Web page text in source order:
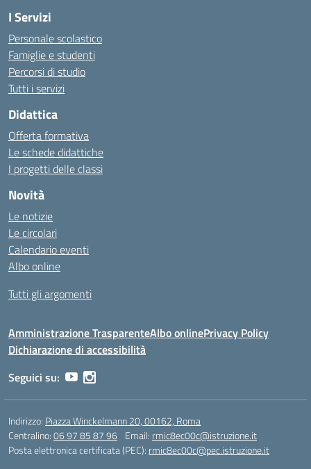
I Servizi
Personale scolastico
Famiglie e studenti
Percorsi di studio
Tutti i servizi
Didattica
Offerta formativa
Le schede didattiche
I progetti delle classi
Novità
Le notizie
Le circolari
Calendario eventi
Albo online
Tutti gli argomenti
Amministrazione TrasparenteAlbo onlinePrivacy Policy
Dichiarazione di accessibilità
Seguici su:
Indirizzo: Piazza Winckelmann 20, 00162, Roma
Centralino:06 97 85 87 96 Email: rmic8ec00c@istruzione.it
Posta elettronica certificata (PEC): rmic8ec00c@pec.istruzione.it